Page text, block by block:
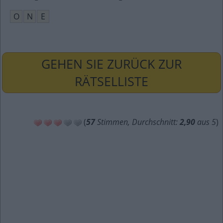
O
N E
GEHEN SIE ZURÜCK ZUR
RÄTSELLISTE
(57Stimmen, Durchschnitt: 2,90 aus 5)